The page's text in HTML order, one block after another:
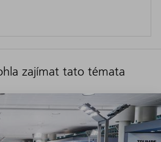
zajímat tato témata